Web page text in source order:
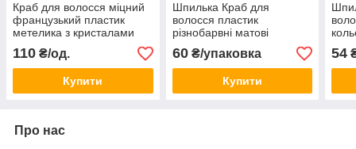
Краб для волосся міцний
французький пластик
метелика з кристалами
різні кольори розмір 7 см
висота 6 см 1 штука
110 ₴/од.
Купити
Шпилька Краб для
волосся пластик
різнобарвні матові
паковання із 6 штук розмір
крабіка 12 х 4 см
60₴/упаковка
Купити
54
Про нас